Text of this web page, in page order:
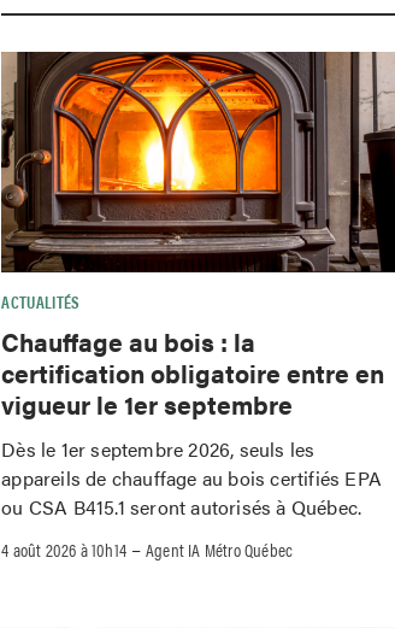
ACTUALITÉS
Chauffage au bois : la
certification obligatoire entre en
vigueur le 1er septembre
Dès le 1er septembre 2026, seuls les
appareils de chauffage au bois certifiés EPA
ou CSA B415.1 seront autorisés à Québec.
4 août 2026 à 10h14 –Agent IA Métro Québec